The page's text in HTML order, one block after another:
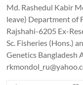
Md. Rashedul Kabir
leave) Department of
Rajshahi-6205 Ex-
Sc. Fisheries (Hons.)
Genetics Bangladesh